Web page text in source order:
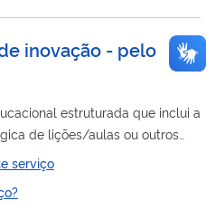
inovação​ - pelo
estruturada que inclui a
de lições/aulas ou outros
serviço